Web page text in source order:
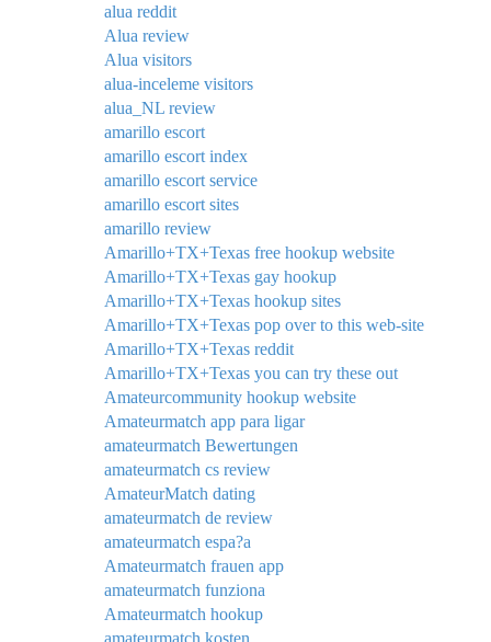
alua reddit
Alua review
Alua visitors
alua-inceleme visitors
alua_NL review
amarillo escort
amarillo escort index
amarillo escort service
amarillo escort sites
amarillo review
Amarillo+TX+Texas free hookup website
Amarillo+TX+Texas gay hookup
Amarillo+TX+Texas hookup sites
Amarillo+TX+Texas pop over to this web-site
Amarillo+TX+Texas reddit
Amarillo+TX+Texas you can try these out
Amateurcommunity hookup website
Amateurmatch app para ligar
amateurmatch Bewertungen
amateurmatch cs review
AmateurMatch dating
amateurmatch de review
amateurmatch espa?a
Amateurmatch frauen app
amateurmatch funziona
Amateurmatch hookup
amateurmatch kosten